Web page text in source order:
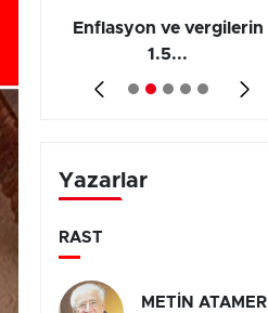
Enflasyon ve vergilerin
1.5...
Yazarlar
RAST
METİN ATAMER